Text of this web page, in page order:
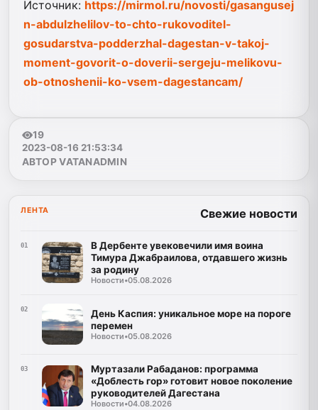
Источник: https://mirmol.ru/novosti/gasangusej
n-abdulzhelilov-to-chto-rukovoditel-
gosudarstva-podderzhal-dagestan-v-takoj-
moment-govorit-o-doverii-sergeju-melikovu-
ob-otnoshenii-ko-vsem-dagestancam/
19
2023-08-16 21:53:34
АВТОР VATANADMIN
ЛЕНТА Свежие новости
01
В Дербенте увековечили имя воина
Тимура Джабраилова, отдавшего жизнь
за родину
Новости•05.08.2026
02
День Каспия: уникальное море на пороге
перемен
Новости•05.08.2026
03
Муртазали Рабаданов: программа
«Доблесть гор» готовит новое поколение
руководителей Дагестана
Новости•04.08.2026